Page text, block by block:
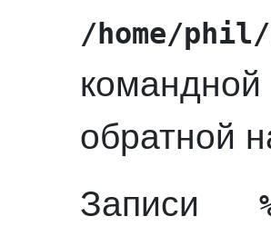
/home/
обратной
Записи